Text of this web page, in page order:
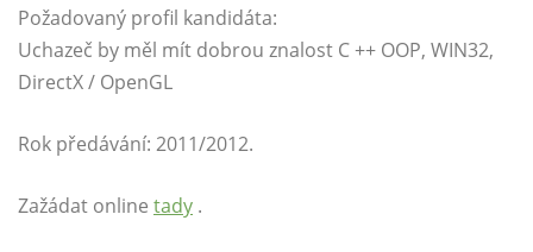
Požadovaný profil kandidáta:
Uchazeč by měl mít dobrou znalost C ++ OOP, WIN32,
DirectX / OpenGL
Rok předávání: 2011/2012.
Zažádat online tady .